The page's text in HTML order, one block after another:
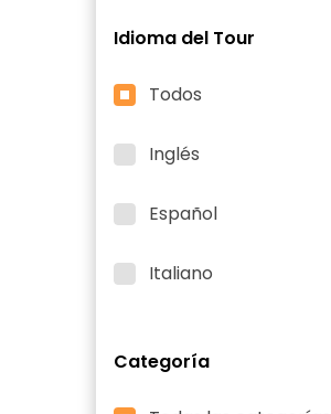
Idioma del Tour
Todos
Inglés
Español
Italiano
Categoría